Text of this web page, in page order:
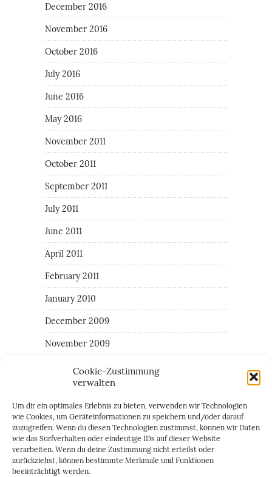
Cookie-Zustimmung
verwalten
Um dir ein optimales Erlebnis zu bieten, verwenden wir Technologien
wie Cookies, um Geräteinformationen zu speichern und/oder darauf
zuzugreifen. Wenn du diesen Technologien zustimmst, können wir Daten
wie das Surfverhalten oder eindeutige IDs auf dieser Website
verarbeiten. Wenn du deine Zustimmung nicht erteilst oder
zurückziehst, können bestimmte Merkmale und Funktionen
beeinträchtigt werden.
December 2016
November 2016
October 2016
July 2016
June 2016
May 2016
November 2011
October 2011
September 2011
July 2011
June 2011
April 2011
February 2011
January 2010
December 2009
November 2009
CATEGORIES
All around the the area of Giulia
Family
Random daily things